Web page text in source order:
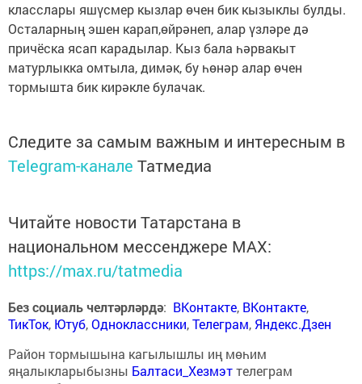
класслары яшүсмер кызлар өчен бик кызыклы булды.
Осталарның эшен карап,өйрәнеп, алар үзләре дә
причёска ясап карадылар. Кыз бала һәрвакыт
матурлыкка омтыла, димәк, бу һөнәр алар өчен
тормышта бик кирәкле булачак.
Следите за самым важным и интересным в
Telegram-канале Татмедиа
Читайте новости Татарстана в
национальном мессенджере MАХ:
https://max.ru/tatmedia
Без социаль челтәрләрдә: ВКонтакте, ВКонтакте,
ТикТок, Ютуб,Одноклассники,Телеграм, Яндекс.Дзен
Район тормышына кагылышлы иң мөһим
яңалыкларыбызны Балтаси_Хезмэттелеграм